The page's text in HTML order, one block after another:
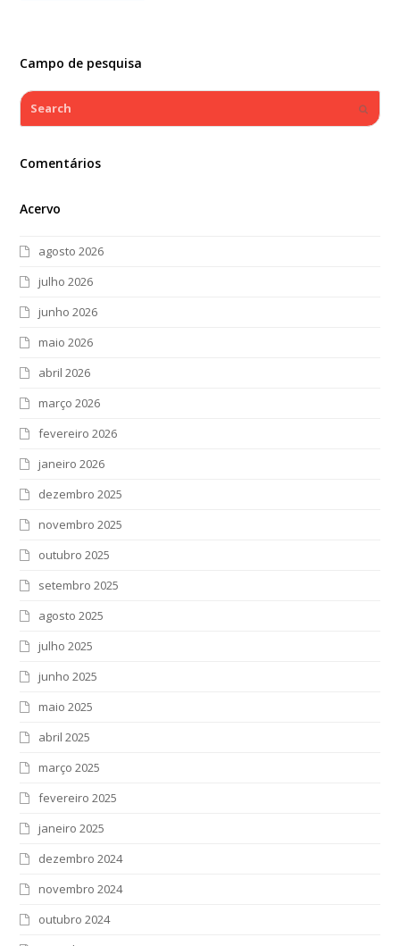
Campo de pesquisa
Search
Comentários
Acervo
agosto 2026
julho 2026
junho 2026
maio 2026
abril 2026
março 2026
fevereiro 2026
janeiro 2026
dezembro 2025
novembro 2025
outubro 2025
setembro 2025
agosto 2025
julho 2025
junho 2025
maio 2025
abril 2025
março 2025
fevereiro 2025
janeiro 2025
dezembro 2024
novembro 2024
outubro 2024